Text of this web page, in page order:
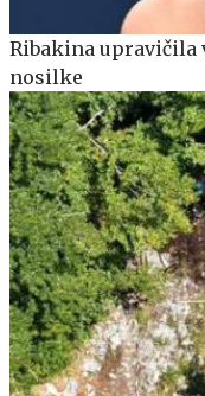
Ribakina upravičila
nosilke